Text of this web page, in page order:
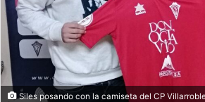
Siles posando con la camiseta del CP